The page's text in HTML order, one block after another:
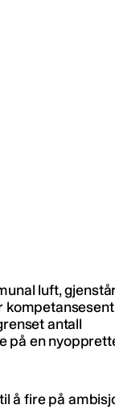
luft,
antall
på en
å fire på